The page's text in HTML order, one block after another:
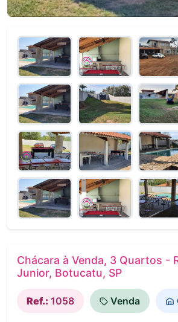
Chácara à Venda, 3 Quartos -
Junior, Botucatu, SP
Ref.: 1058 Venda